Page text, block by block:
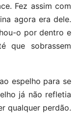
Fez assim com
agora era dele.
o por dentro e
que sobrassem
espelho para se
já não refletia
qualquer perdão.